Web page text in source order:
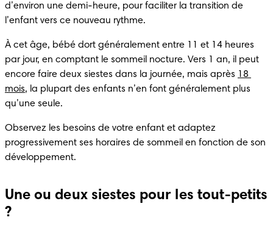
d’environ une demi-heure, pour faciliter la transition de
l’enfant vers ce nouveau rythme.
À cet âge, bébé dort généralement entre 11 et 14 heures
par jour, en comptant le sommeil nocture. Vers 1 an, il peut
encore faire deux siestes dans la journée, mais après 18
mois, la plupart des enfants n’en font généralement plus
qu’une seule.
Observez les besoins de votre enfant et adaptez
progressivement ses horaires de sommeil en fonction de son
développement.
Une ou deux siestes pour les tout-petits
?